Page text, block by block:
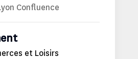
Confluence
et Loisirs